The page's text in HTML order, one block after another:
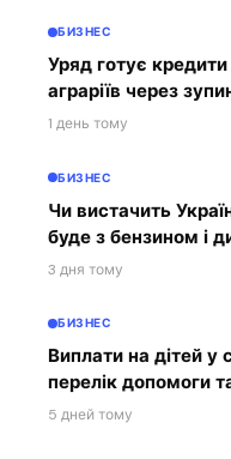
БИЗНЕС
Уряд готує
аграріїв через
1 день тому
БИЗНЕС
Чи вистачить
буде з бензином і
3 дня тому
БИЗНЕС
Виплати на дітей у
перелік допомоги
5 дней тому